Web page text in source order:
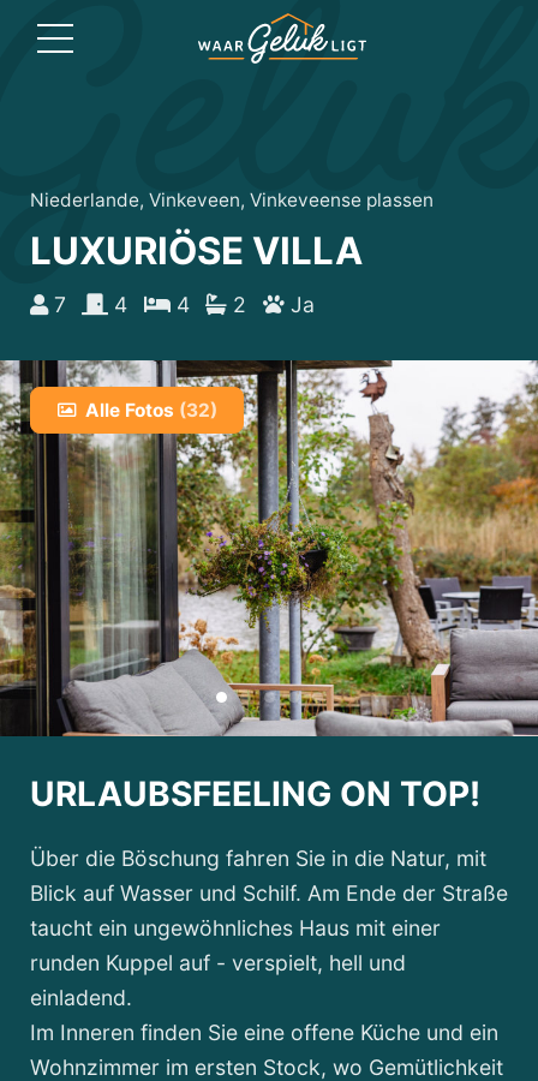
Niederlande, Vinkeveen, Vinkeveense plassen
LUXURIÖSE VILLA
7 4 4 2 Ja
Alle Fotos (32)
URLAUBSFEELING ON TOP!
Über die Böschung fahren Sie in die Natur, mit
Blick auf Wasser und Schilf. Am Ende der Straße
taucht ein ungewöhnliches Haus mit einer
runden Kuppel auf - verspielt, hell und
einladend.
Im Inneren finden Sie eine offene Küche und ein
Wohnzimmer im ersten Stock, wo Gemütlichkeit